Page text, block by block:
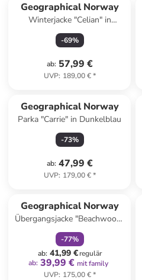
Geographical Norway
Winterjacke "Celian" in
Dunkelblau
-69%
ab: 57,99 €
UVP: 189,00 €*
Geographical Norway
Parka "Carrie" in Dunkelblau
-73%
ab: 47,99 €
UVP: 179,00 €*
Geographical Norway
Übergangsjacke "Beachwood"
in Dunkelblau
-77%
ab: 41,99 €regulär
ab: 39,99 € mit family
UVP: 175,00 €*